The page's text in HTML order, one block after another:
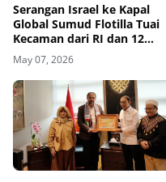
Serangan Israel ke Kapal
Global Sumud Flotilla Tuai
Kecaman dari RI dan 12
Negara
May 07, 2026